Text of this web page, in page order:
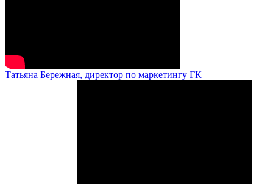
Татьяна Бережная, директор по маркетингу ГК